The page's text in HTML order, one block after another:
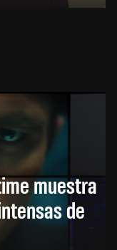
muestra
de